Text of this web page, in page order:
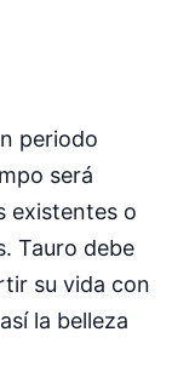
periodo
será
existentes o
Tauro debe
su vida con
la belleza